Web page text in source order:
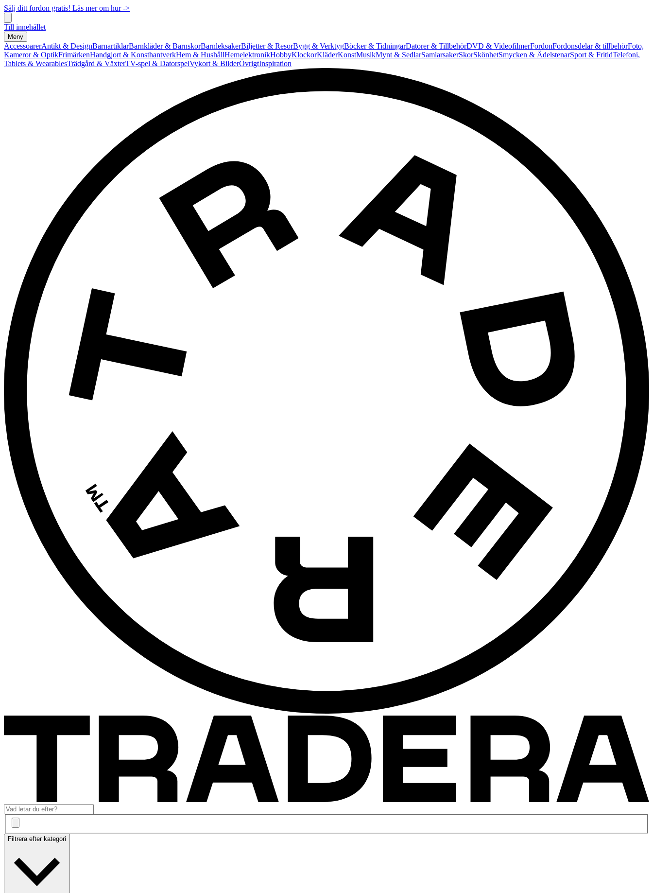
Sälj ditt fordon gratis! Läs mer om hur ->
Till innehållet
Meny
AccessoarerAntikt & DesignBarnartiklarBarnkläder & BarnskorBarnleksakerBiljetter & ResorBygg & VerktygBöcker & TidningarDatorer & TillbehörDVD & VideofilmerFordonFordonsdelar & tillbehörFoto,
Kameror & OptikFrimärkenHandgjort & KonsthantverkHem & HushållHemelektronikHobbyKlockorKläderKonstMusikMynt & SedlarSamlarsakerSkorSkönhetSmycken & ÄdelstenarSport & FritidTelefoni,
Tablets & WearablesTrädgård & VäxterTV-spel & DatorspelVykort & BilderÖvrigtInspiration
Filtrera efter kategori